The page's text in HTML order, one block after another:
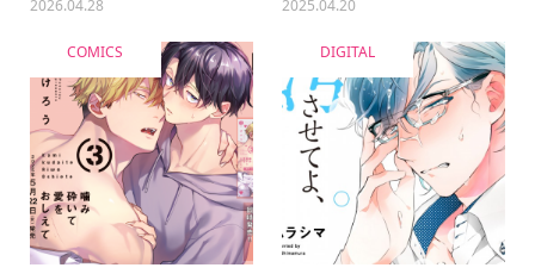
2026.04.28 2025.04.20
COMICS DIGITAL